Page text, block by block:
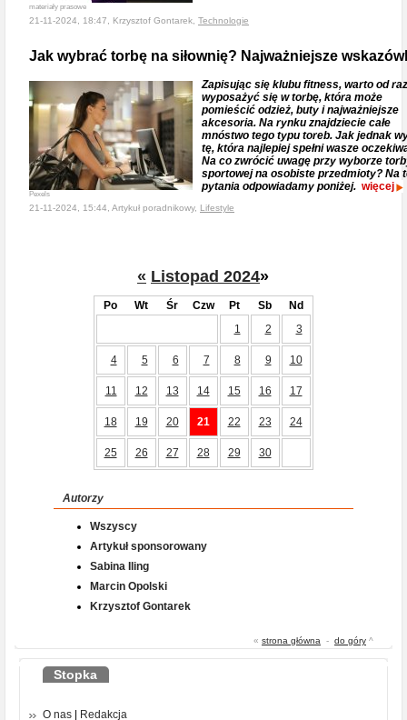
materiały prasowe
21-11-2024, 18:47, Krzysztof Gontarek, Technologie
Jak wybrać torbę na siłownię? Najważniejsze
Pexels
Zapisując się klubu fitness, warto od
wyposażyć się w torbę, która może
pomieścić odzież, buty i najważniejsze
akcesoria. Na rynku znajdziecie całe
mnóstwo tego typu toreb. Jak jednak
tę, która najlepiej spełni wasze
Na co zwrócić uwagę przy wyborze
sportowej na osobiste przedmioty? Na
pytania odpowiadamy poniżej. więcej
21-11-2024, 15:44, Artykuł poradnikowy, Lifestyle
« Listopad 2024»
Po Wt Śr Czw Pt Sb
Nd
1
2 3
4 5 6 7 8 9 10
11 12 13 14 15 16 17
18 19 20 21 22 23 24
25 26 27 28 29 30
Autorzy
Wszyscy
Artykuł sponsorowany
Sabina Iling
Marcin Opolski
Krzysztof Gontarek
« strona główna - do góry ^
Stopka
O nas
Redakcja